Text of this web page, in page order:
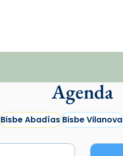
Agenda
Bisbe AbadíasBisbe Vilanova